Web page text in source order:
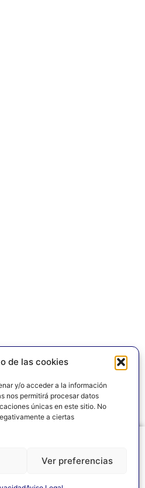
de las cookies
y/o acceder a la información
nos permitirá procesar datos
únicas en este sitio. No
a ciertas
Ver preferencias
POLÍTICA DE COOKIES